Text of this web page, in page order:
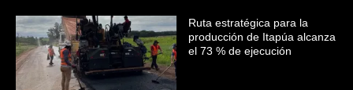
Ruta estratégica para la
producción de Itapúa alcanza
el 73 % de ejecución